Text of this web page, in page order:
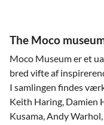
The Moco
Moco Museum er et
bred vifte af
I samlingen findes
Keith Haring, Damien
Kusama, Andy